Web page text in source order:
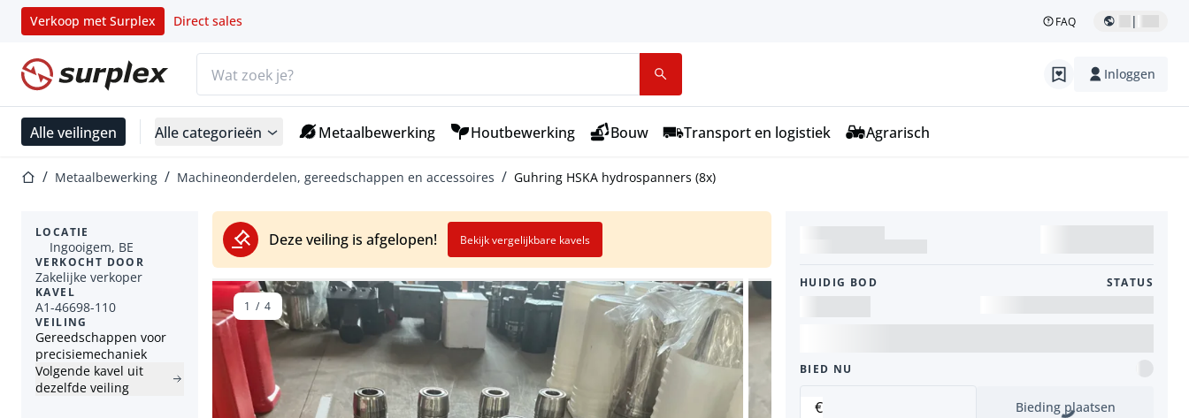
Verkoop met Surplex Direct sales FAQ |
Startpagina Inloggen
Alle veilingen Alle categorieën Metaalbewerking Houtbewerking Bouw Transport en logistiek Agrarisch
StartpaginaMetaalbewerking Machineonderdelen, gereedschappen en accessoires Guhring HSKA hydrospanners (8x)
Deze veiling is afgelopen! Bekijk vergelijkbare kavels
LOCATIE
Ingooigem, BE
VERKOCHT DOOR
Zakelijke verkoper
KAVEL
A1-46698-110
VEILING
Gereedschappen voor
precisiemechaniek
Volgende kavel uit
dezelfde veiling
1 / 4
HUIDIG ​​BOD STATUS
BIED NU
€ Bieding plaatsen